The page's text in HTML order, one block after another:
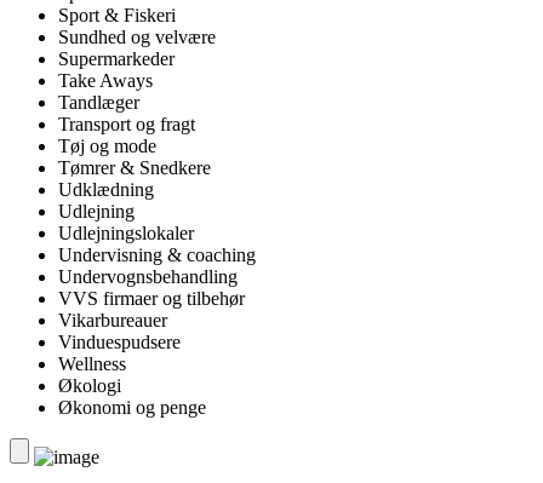
Sport & Fiskeri
Sundhed og velvære
Supermarkeder
Take Aways
Tandlæger
Transport og fragt
Tøj og mode
Tømrer & Snedkere
Udklædning
Udlejning
Udlejningslokaler
Undervisning & coaching
Undervognsbehandling
VVS firmaer og tilbehør
Vikarbureauer
Vinduespudsere
Wellness
Økologi
Økonomi og penge